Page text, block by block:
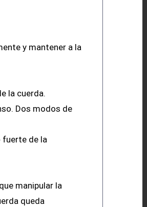
y mantener a la
la cuerda.
Dos modos de
fuerte de la
manipular la
queda